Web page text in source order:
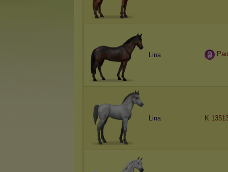
Lina
Lina K